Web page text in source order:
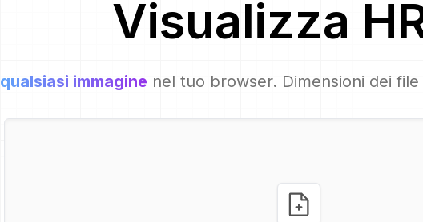
Visualizza
qualsiasi immagine nel tuo browser. Dimensioni dei file